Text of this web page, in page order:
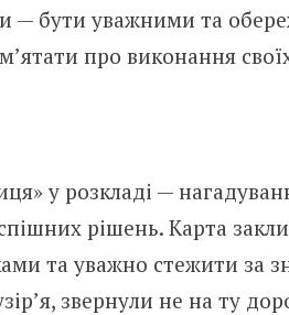
— бути уважними та
про виконання
у розкладі —
рішень. Карта
та уважно стежити за
звернули не на ту